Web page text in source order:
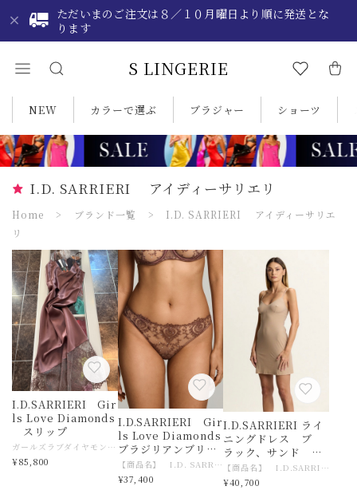
ただいまのご注文は８／１０月曜日より順に発送とな
ります
S LINGERIE
NEW カラーで選ぶ ブラジャー ショーツ
I.D. SARRIERI アイディーサリエリ
Home ブランド一覧
I.D. SARRIERI アイディーサリエ
リ
I.D.SARRIERI Gir
ls Love Diamonds
スリップ
ガールズラブダイヤモンドコレクション 輝きと洗練の魅力をとらえ、ラグジュアリーなショコラとスワロフスキー・クリスタルの輝きを融合。 エレガントな造形で丹念に作られた一着一着は、女性らしさをグラマラスなタッチで表現しています 【商品名】 I.D. SARRIERI Girls Love Diamonds スリップ 【サイズ】ヨーロッパ サリエリ XSサイズ 日本Mサイズ目安 【素材】身生地シルク レース ナイロン、ポリ 【色】ショコラ 【ご注意事項】 モニターの発色の具合によって実際のものと色が異なる場合がございます 【その他商品説明】 ハイファッションランジェリーを確立したルーマニア発、イギリス拠点の高級ランジェリー ブランド。 有名映画での露出や、ハリウッドセレブが誌面を飾る際に纏うことも多く、 女性デザイナー発の『洗練されたランジェリー』は世界各国で唯一無二の世界観を創り出しています。 目を惹く官能性、女性とランジェリーの関係性を、ラグジュアリーに表現したブランド。 1992年にルーマニアで誕生したI.D.SARRIERI（アイ ディ サリエリ）、 デザイナーのユリア ダブリンは、スタイリッシュで繊細なファッション性が高いランジェリーブランドを若くして立ち上げました。 ランジェリーとは女性を洗練するもの・・という強い信念を掲げて、モードでラグジュアリーなコレクションをランジェリー、ラウンジウェアー、ビーチウェアーにも発表しています。 I.D.SARRIERIのランジェリーの特徴は、洗練されたお洒落なデザインですが、身に着けた時の肌にやさしい着けごこちの良さで、女性を虜にするランジェリーです。 特にメイン素材のサテンシルクは、光沢感の美しさだけでなく、シルクならではの肌に優しい着け心地に、女性たちは魅了されます。 またどのランジェリーを見ても、思わず感嘆の声を上げてしまうのは、プレタポルテのコレクションを見ているような、今までの下着の概念を超えたモードなランジェリーだからです。
¥85,800
I.D.SARRIERI Gir
ls Love Diamonds
ブラジリアンブリー
フ
【商品名】 I.D. SARRIERI Girls Love Diamonds ブラジリアンブリーフ 【サイズ】ヨーロッパ サリエリ XSサイズ サリエリXS（０・３６）➡日本サイズ目安 Mサイズ ヒップ ８５〜８９ 【素材】ナイロン、ポリエステル、ポリウレタン 【色】ショコラ 【ご注意事項】 モニターの発色の具合によって実際のものと色が異なる場合がございます 【その他商品説明】 ハイファッションランジェリーを確立したルーマニア発、イギリス拠点の高級ランジェリー ブランド。 有名映画での露出や、ハリウッドセレブが誌面を飾る際に纏うことも多く、 女性デザイナー発の『洗練されたランジェリー』は世界各国で唯一無二の世界観を創り出しています。 目を惹く官能性、女性とランジェリーの関係性を、ラグジュアリーに表現したブランド。 1992年にルーマニアで誕生したI.D.SARRIERI（アイ ディ サリエリ）、 デザイナーのユリア ダブリンは、スタイリッシュで繊細なファッション性が高いランジェリーブランドを若くして立ち上げました。 ランジェリーとは女性を洗練するもの・・という強い信念を掲げて、モードでラグジュアリーなコレクションをランジェリー、ラウンジウェアー、ビーチウェアーにも発表しています。 I.D.SARRIERIのランジェリーの特徴は、洗練されたお洒落なデザインですが、身に着けた時の肌にやさしい着けごこちの良さで、女性を虜にするランジェリーです。 特にメイン素材のサテンシルクは、光沢感の美しさだけでなく、シルクならではの肌に優しい着け心地に、女性たちは魅了されます。 またどのランジェリーを見ても、思わず感嘆の声を上げてしまうのは、プレタポルテのコレクションを見ているような、今までの下着の概念を超えたモードなランジェリーだからです。
¥37,400
I.D.SARRIERI ライ
ニングドレス ブ
ラック、サンド ２
色展開 KATE
【商品名】 I.D.SARRIERI ライニングドレス 【サイズ】ヨーロッパ サリエリ XSサイズ 日本Mサイズ目安 【素材】ソフトマイクロファイバー（ナイロン、ポリウレタン） 【色】ブラック、サンド 【ご注意事項】 モニターの発色の具合によって実際のものと色が異なる場合がございます 【その他商品説明】 ハイファッションランジェリーを確立したルーマニア発、イギリス拠点の高級ランジェリー ブランド。 有名映画での露出や、ハリウッドセレブが誌面を飾る際に纏うことも多く、 女性デザイナー発の『洗練されたランジェリー』は世界各国で唯一無二の世界観を創り出しています。 目を惹く官能性、女性とランジェリーの関係性を、ラグジュアリーに表現したブランド。 1992年にルーマニアで誕生したI.D.SARRIERI（アイ ディ サリエリ）、 デザイナーのユリア ダブリンは、スタイリッシュで繊細なファッション性が高いランジェリーブランドを若くして立ち上げました。 ランジェリーとは女性を洗練するもの・・という強い信念を掲げて、モードでラグジュアリーなコレクションをランジェリー、ラウンジウェアー、ビーチウェアーにも発表しています。 I.D.SARRIERIのランジェリーの特徴は、洗練されたお洒落なデザインですが、身に着けた時の肌にやさしい着けごこちの良さで、女性を虜にするランジェリーです。 特にメイン素材のサテンシルクは、光沢感の美しさだけでなく、シルクならではの肌に優しい着け心地に、女性たちは魅了されます。 またどのランジェリーを見ても、思わず感嘆の声を上げてしまうのは、プレタポルテのコレクションを見ているような、今までの下着の概念を超えたモードなランジェリーだからです。
¥40,700